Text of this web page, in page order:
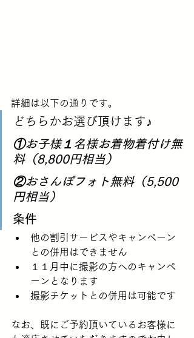
詳細は以下の通りです。
どちらかお選び頂けます♪
①お子様１名様お着物着付け無
料（8,800円相当）
②おさんぽフォト無料（5,500
円相当）
条件
他の割引サービスやキャンペーン
との併用はできません
１１月中に撮影の方へのキャンペ
ーンとなります
撮影チケットとの併用は可能です
なお、既にご予約頂いているお客様に